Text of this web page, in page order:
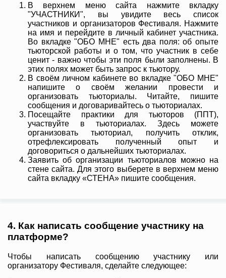
В верхнем меню сайта нажмите вкладку
"УЧАСТНИКИ", вы увидите весь список
участников и организаторов Фестиваля. Нажмите
на имя и перейдите в личный кабинет участника.
Во вкладке "ОБО МНЕ" есть два поля: об опыте
тьюторской работы и о том, что участник в себе
ценит - важно чтобы эти поля были заполнены. В
этих полях может быть запрос к тьютору.
В своём личном кабинете во вкладке "ОБО МНЕ"
напишите о своём желании провести и
организовать тьюториалы. Читайте, пишите
сообщения и договаривайтесь о тьюториалах.
Посещайте практики для тьюторов (ППТ),
участвуйте в тьюториалах. Здесь можете
организовать тьюториал, получить отклик,
отрефлексировать полученный опыт и
договориться о дальнейших тьюториалах.
Заявить об организации тьюториалов можно на
стене сайта. Для этого выберете в верхнем меню
сайта вкладку «СТЕНА» пишите сообщения.
4. Как написать сообщение участнику на
платформе?
Чтобы написать сообщению участнику или
организатору Фестиваля, сделайте следующее: